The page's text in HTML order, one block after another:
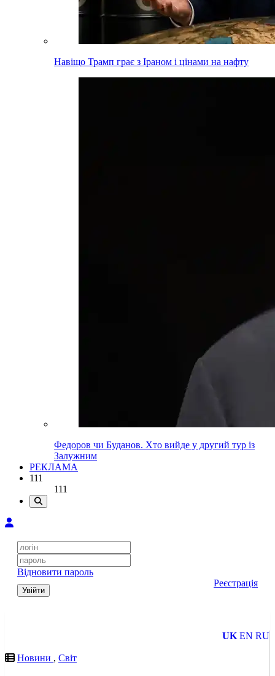
Навіщо Трамп грає з Іраном і цінами на нафту
Федоров чи Буданов. Хто вийде у другий тур із
Залужним
РЕКЛАМА
111
111
Відновити пароль
Увійти
Реєстрація
UK EN RU
Новини , Світ